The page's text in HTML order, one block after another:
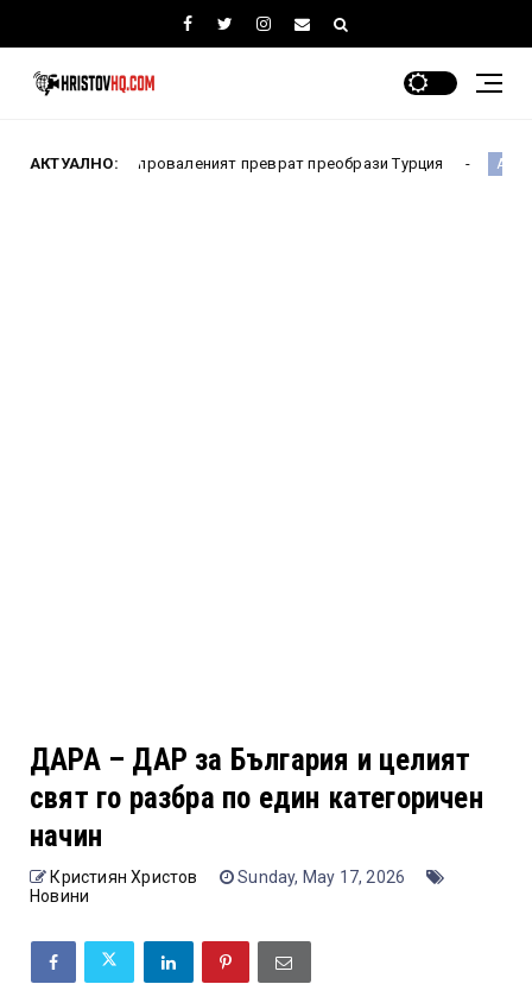
АКТУАЛНО:преврат преобрази Турция Англия Испания
ДАРА – ДАР за България и целият
свят го разбра по един категоричен
начин
Кристиян Христов
Sunday, May 17, 2026
Новини